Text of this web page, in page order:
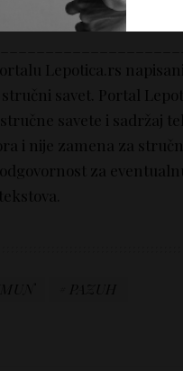
Lepotica.rs
savet. Portal
savete i sadržaj
i nije zamena za
za